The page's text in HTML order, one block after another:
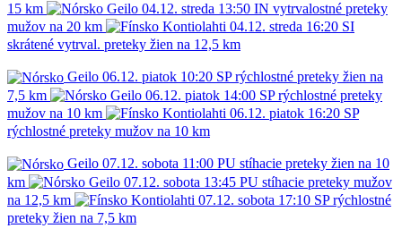
15 km
Geilo 04.12. streda 13:50 IN vytrvalostné preteky
mužov na 20 km
Kontiolahti 04.12. streda 16:20 SI
skrátené vytrval. preteky žien na 12,5 km
Geilo 06.12. piatok 10:20 SP rýchlostné preteky žien na
7,5 km
Geilo 06.12. piatok 14:00 SP rýchlostné preteky
mužov na 10 km
Kontiolahti 06.12. piatok 16:20 SP
rýchlostné preteky mužov na 10 km
Geilo 07.12. sobota 11:00 PU stíhacie preteky žien na 10
km
Geilo 07.12. sobota 13:45 PU stíhacie preteky mužov
na 12,5 km
Kontiolahti 07.12. sobota 17:10 SP rýchlostné
preteky žien na 7,5 km